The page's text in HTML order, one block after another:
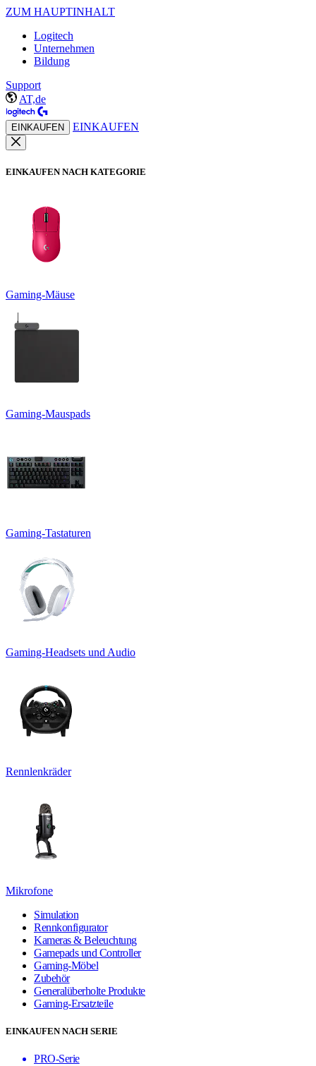
ZUM HAUPTINHALT
Logitech
Unternehmen
Bildung
Support
AT,de
EINKAUFEN EINKAUFEN
EINKAUFEN NACH KATEGORIE
Gaming-Mäuse
Gaming-Mauspads
Gaming-Tastaturen
Gaming-Headsets und Audio
Rennlenkräder
Mikrofone
Simulation
Rennkonfigurator
Kameras & Beleuchtung
Gamepads und Controller
Gaming-Möbel
Zubehör
Generalüberholte Produkte
Gaming-Ersatzteile
EINKAUFEN NACH SERIE
PRO-Serie